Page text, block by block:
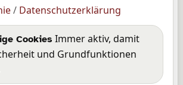
/ Datenschutzerklärung
Cookies Immer aktiv, damit
und Grundfunktionen